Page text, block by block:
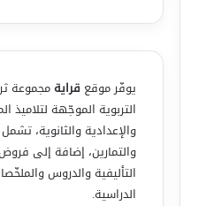
يوفّر موقع قرايةمجموعة
التربوية الموجّهة لتلاميذ
والإعدادية والثانوية،
والتمارين، إضافة إلى
التأليفية والدروس
الدراسية.